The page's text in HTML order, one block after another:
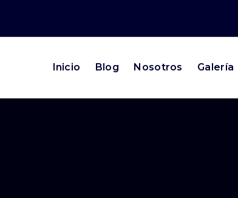
Inicio Blog Nosotros Galería